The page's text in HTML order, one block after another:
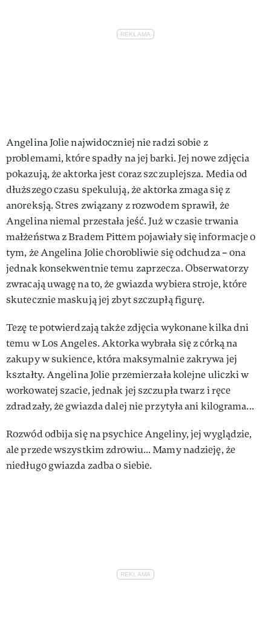
Angelina Jolie najwidoczniej nie radzi sobie z
problemami, które spadły na jej barki. Jej nowe zdjęcia
pokazują, że aktorka jest coraz szczuplejsza. Media od
dłuższego czasu spekulują, że aktorka zmaga się z
anoreksją. Stres związany z rozwodem sprawił, że
Angelina niemal przestała jeść. Już w czasie trwania
małżeństwa z Bradem Pittem pojawiały się informacje o
tym, że Angelina Jolie chorobliwie się odchudza – ona
jednak konsekwentnie temu zaprzecza. Obserwatorzy
zwracają uwagę na to, że gwiazda wybiera stroje, które
skutecznie maskują jej zbyt szczupłą figurę.
Tezę te potwierdzają także zdjęcia wykonane kilka dni
temu w Los Angeles. Aktorka wybrała się z córką na
zakupy w sukience, która maksymalnie zakrywa jej
kształty. Angelina Jolie przemierzała kolejne uliczki w
workowatej szacie, jednak jej szczupła twarz i ręce
zdradzały, że gwiazda dalej nie przytyła ani kilograma...
Rozwód odbija się na psychice Angeliny, jej wyglądzie,
ale przede wszystkim zdrowiu... Mamy nadzieję, że
niedługo gwiazda zadba o siebie.